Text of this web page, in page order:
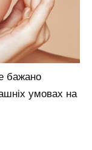
бажано
умовах на